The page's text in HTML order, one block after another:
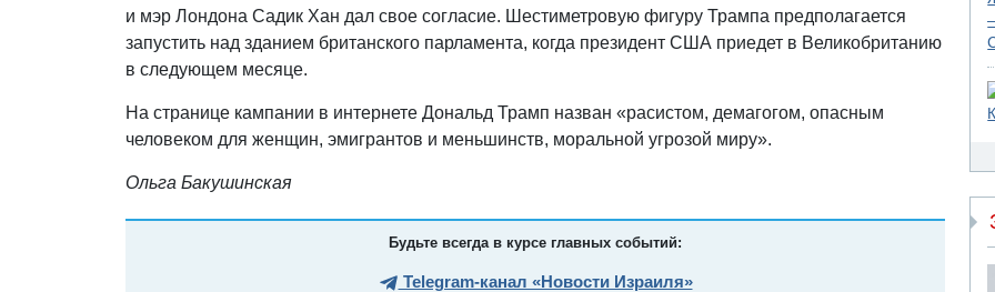
и мэр Лондона Садик Хан дал свое согласие. Шестиметровую фигуру Трампа предполагается
запустить над зданием британского парламента, когда президент США приедет в Великобританию
в следующем месяце.
На странице кампании в интернете Дональд Трамп назван «расистом, демагогом, опасным
человеком для женщин, эмигрантов и меньшинств, моральной угрозой миру».
Ольга Бакушинская
Будьте всегда в курсе главных событий:
Telegram-канал «Новости Израиля»